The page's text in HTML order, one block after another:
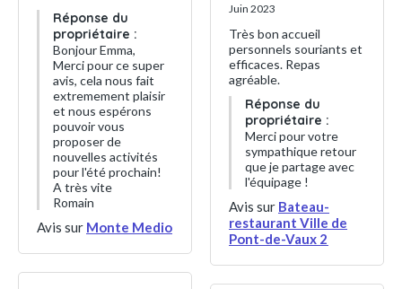
Réponse du
propriétaire :
Bonjour Emma,
Merci pour ce super
avis, cela nous fait
extremement plaisir
et nous espérons
pouvoir vous
proposer de
nouvelles activités
pour l'été prochain!
A très vite
Romain
Avis sur Monte Medio
Juin 2023
Très bon accueil
personnels souriants et
efficaces. Repas
agréable.
Réponse du
propriétaire :
Merci pour votre
sympathique retour
que je partage avec
l'équipage !
Avis sur Bateau-
restaurant Ville de
Pont-de-Vaux 2